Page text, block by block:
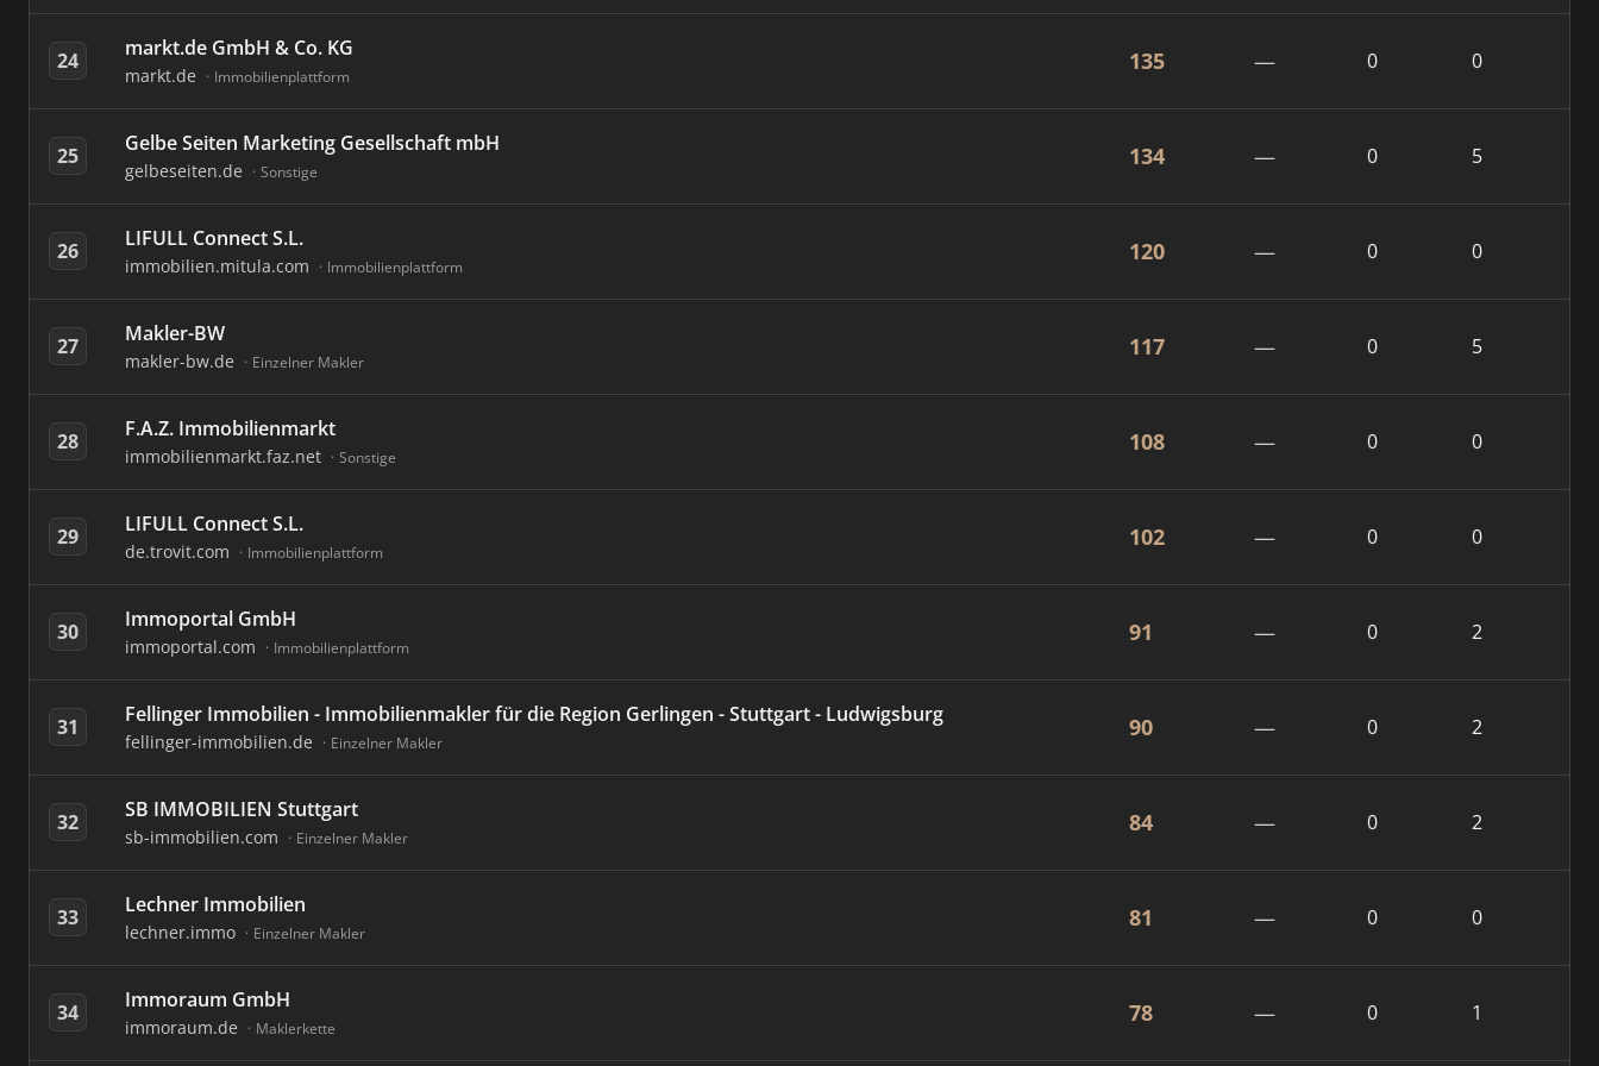
24 markt.de GmbH & Co. KG
markt.de Immobilienplattform
135 — 0 0
25 Gelbe Seiten Marketing Gesellschaft mbH
gelbeseiten.de Sonstige
134 — 0 5
26 LIFULL Connect S.L.
immobilien.mitula.com Immobilienplattform
120 — 0 0
27 Makler-BW
makler-bw.de Einzelner Makler
117 — 0 5
28 F.A.Z. Immobilienmarkt
immobilienmarkt.faz.net Sonstige
108 — 0 0
29 LIFULL Connect S.L.
de.trovit.com Immobilienplattform
102 — 0 0
30 Immoportal GmbH
immoportal.com Immobilienplattform
91 — 0 2
31 Fellinger Immobilien - Immobilienmakler für die Region Gerlingen - Stuttgart - Ludwigsburg
fellinger-immobilien.de Einzelner Makler
90 — 0 2
32 SB IMMOBILIEN Stuttgart
sb-immobilien.com Einzelner Makler
84 — 0 2
33 Lechner Immobilien
lechner.immo Einzelner Makler
81 — 0 0
34 Immoraum GmbH
immoraum.de Maklerkette
78 — 0 1